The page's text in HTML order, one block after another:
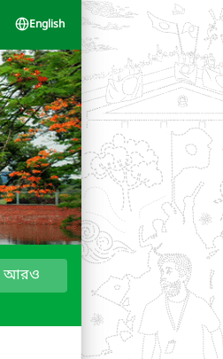
English
আরও